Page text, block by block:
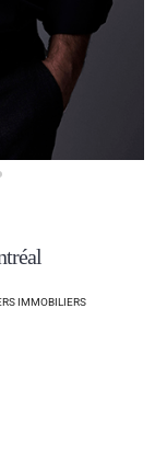
IMMOBILIERS